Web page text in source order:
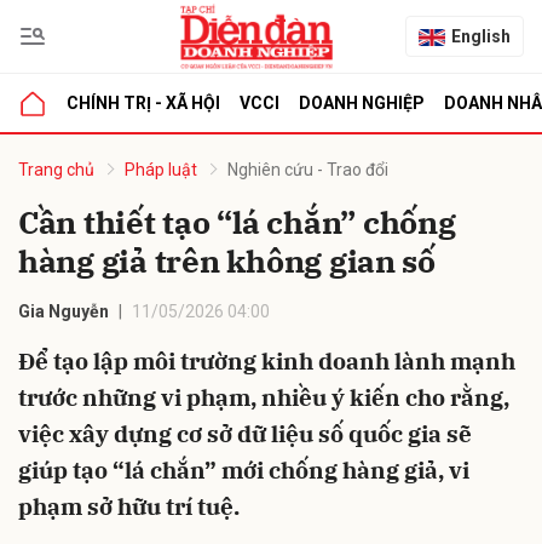
English
CHÍNH TRỊ - XÃ HỘI VCCI DOANH NGHIỆP DOANH
Trang chủ Pháp luật Nghiên cứu - Trao đổi
Cần thiết tạo “lá chắn” chống
hàng giả trên không gian số
Gia Nguyễn 11/05/2026 04:00
Để tạo lập môi trường kinh doanh lành mạnh
trước những vi phạm, nhiều ý kiến cho rằng,
việc xây dựng cơ sở dữ liệu số quốc gia sẽ
giúp tạo “lá chắn” mới chống hàng giả, vi
phạm sở hữu trí tuệ.
luận
Hủy